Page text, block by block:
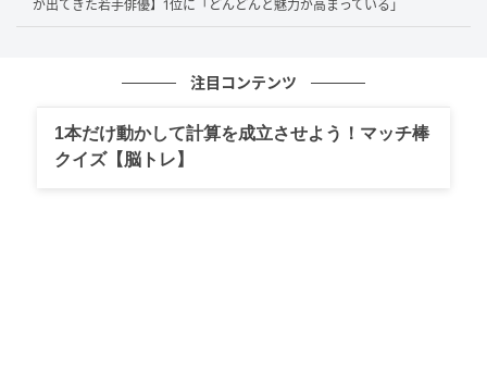
女性）
岡山弁の等身大の歌詞や卓越したピアノスキル、ハイセンスな
楽曲がまさしく令和の象徴と感じるからです。（43歳／女性）
が出てきた若手俳優】1位に「どんどんと魅力が高まっている」
注目コンテンツ
1本だけ動かして計算を成立させよう！マッチ棒
クイズ【脳トレ】